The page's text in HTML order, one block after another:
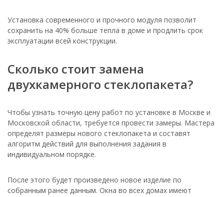
Установка современного и прочного модуля позволит
сохранить на 40% больше тепла в доме и продлить срок
эксплуатации всей конструкции.
Сколько стоит замена
двухкамерного стеклопакета?
Чтобы узнать точную цену работ по установке в Москве и
Московской области, требуется провести замеры. Мастера
определят размеры нового стеклопакета и составят
алгоритм действий для выполнения задания в
индивидуальном порядке.
После этого будет произведено новое изделие по
собранным ранее данным. Окна во всех домах имеют